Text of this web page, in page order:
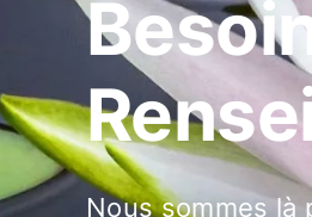
Nous sommes là